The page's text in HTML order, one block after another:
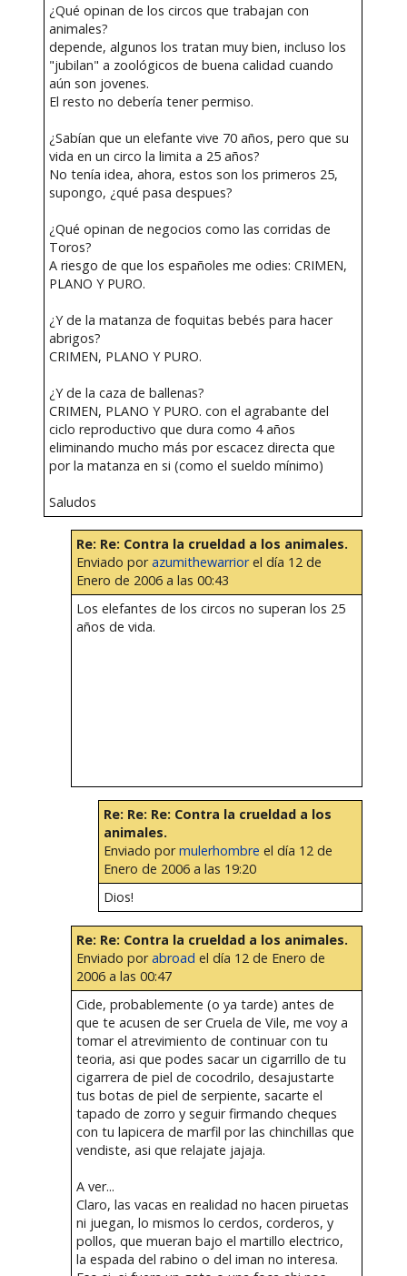
¿Qué opinan de los circos que trabajan con
animales?
depende, algunos los tratan muy bien, incluso los
"jubilan" a zoológicos de buena calidad cuando
aún son jovenes.
El resto no debería tener permiso.
¿Sabían que un elefante vive 70 años, pero que su
vida en un circo la limita a 25 años?
No tenía idea, ahora, estos son los primeros 25,
supongo, ¿qué pasa despues?
¿Qué opinan de negocios como las corridas de
Toros?
A riesgo de que los españoles me odies: CRIMEN,
PLANO Y PURO.
¿Y de la matanza de foquitas bebés para hacer
abrigos?
CRIMEN, PLANO Y PURO.
¿Y de la caza de ballenas?
CRIMEN, PLANO Y PURO. con el agrabante del
ciclo reproductivo que dura como 4 años
eliminando mucho más por escacez directa que
por la matanza en si (como el sueldo mínimo)
Saludos
Re: Re: Contra la crueldad a los animales.
Enviado porazumithewarriorel día 12 de
Enero de 2006 a las 00:43
Los elefantes de los circos no superan los 25
años de vida.
Re: Re: Re: Contra la crueldad a los
animales.
Enviado pormulerhombre el día 12 de
Enero de 2006 a las 19:20
Dios!
Re: Re: Contra la crueldad a los animales.
Enviado porabroad el día 12 de Enero de
2006 a las 00:47
Cide, probablemente (o ya tarde) antes de
que te acusen de ser Cruela de Vile, me voy a
tomar el atrevimiento de continuar con tu
teoria, asi que podes sacar un cigarrillo de tu
cigarrera de piel de cocodrilo, desajustarte
tus botas de piel de serpiente, sacarte el
tapado de zorro y seguir firmando cheques
con tu lapicera de marfil por las chinchillas que
vendiste, asi que relajate jajaja.
A ver...
Claro, las vacas en realidad no hacen piruetas
ni juegan, lo mismos lo cerdos, corderos, y
pollos, que mueran bajo el martillo electrico,
la espada del rabino o del iman no interesa.